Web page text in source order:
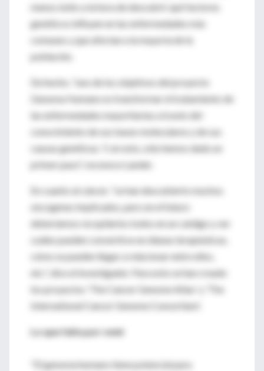
menos éxito a la hora de descubrir qué factores
genéticos influyen en las enfermedades más
comunes y que afectan a la mayoría de la
población.
De hecho, "uno de los objetivos del proyecto
Genoma Humano es transformar el tratamiento de
las enfermedades mayoritarias a través del
conocimiento de sus bases moleculares y de sus
causas genéticas. Y, en esto, sólo hemos dado un
primer paso", reconoce Lander.
En cuanto al cáncer, "se han descubierto muchos
oncogenes implicados, pero en el futuro
deberíamos recopilarlos todos en un catálgo y ver
cuáles pueden convertirse en dianas terapéuticas,
cómo se pueden llegar a relacionar entre ellos,
etc.", dice el investigador. Para esto se han creado
los proyectos 'The Cancer Genome Atlas' y 'The
International Cancer Genome Consortium'.
Lo que falta por venir
"El genoma humano tiene potencial para